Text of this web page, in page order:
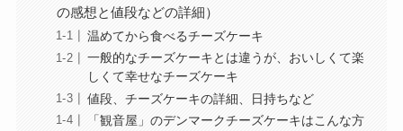
の感想と値段などの詳細）
温めてから食べるチーズケーキ
一般的なチーズケーキとは違うが、おいしくて楽
しくて幸せなチーズケーキ
値段、チーズケーキの詳細、日持ちなど
「観音屋」のデンマークチーズケーキはこんな方